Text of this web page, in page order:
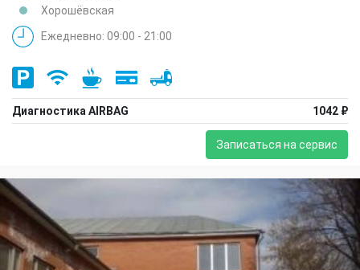
Хорошёвская
Ежедневно: 09:00 - 21:00
Диагностика AIRBAG 1042 ₽
Записаться на сервис